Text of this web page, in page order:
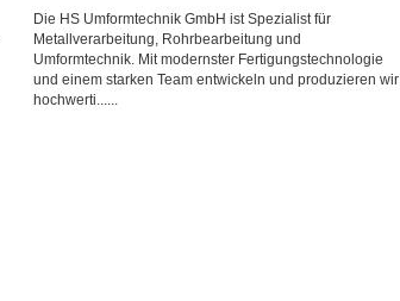
Die HS Umformtechnik GmbH ist Spezialist für
Metallverarbeitung, Rohrbearbeitung und
Umformtechnik. Mit modernster Fertigungstechnologie
und einem starken Team entwickeln und produzieren wir
hochwerti......